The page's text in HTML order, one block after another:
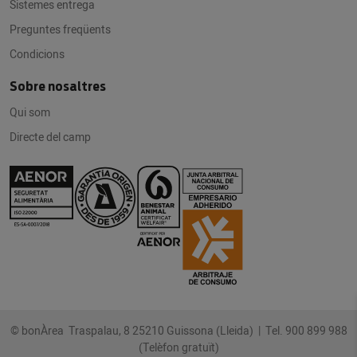
Sistemes entrega
Preguntes freqüents
Condicions
Sobre nosaltres
Qui som
Directe del camp
© bonÀrea Traspalau, 8 25210 Guissona (Lleida) | Tel. 900 899 988
(Telèfon gratuït)